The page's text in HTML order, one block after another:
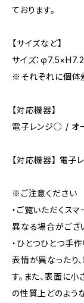
ております。
【サイズなど】
サイズ：
※それぞれに個体
【対応機器】
電子レンジ○ / オ
【対応機器】 電
※ご注意ください
・ご覧いただくス
異なる場合がござ
・ひとつひとつ手
表情が異なったり
す。また、表面に
の性質上どのよう